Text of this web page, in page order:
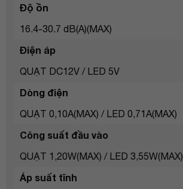
Độ ồn
16.4-30.7 dB(A)(MAX)
Điện áp
QUẠT DC12V / LED 5V
Dòng điện
QUẠT 0,10A(MAX) / LED 0,71A(MAX)
Công suất đầu vào
QUẠT 1,20W(MAX) / LED 3,55W(MAX)
Áp suất tĩnh